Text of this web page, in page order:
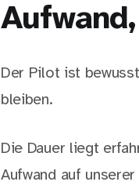
Der Pilot ist
bleiben.
Die Dauer liegt
Aufwand auf